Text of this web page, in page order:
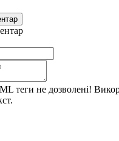
теги не дозволені!